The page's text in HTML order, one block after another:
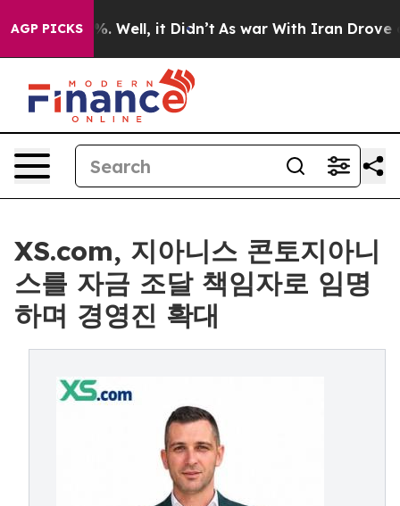
AGP PICKS
40%. Well, it Didn’t As war With Iran Drove oil
XS.com, 지아니스 콘토지아니
스를 자금 조달 책임자로 임명
하며 경영진 확대